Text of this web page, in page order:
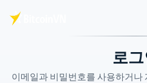
로그
이메일과 비밀번호를 사용하거나